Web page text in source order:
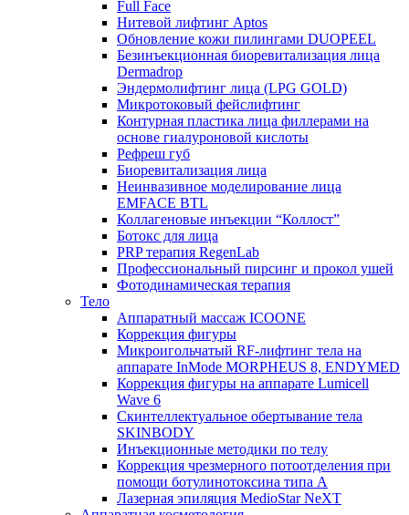
Full Face
Нитевой лифтинг Aptos
Обновление кожи пилингами DUOPEEL
Безинъекционная биоревитализация лица
Dermadrop
Эндермолифтинг лица (LPG GOLD)
Микротоковый фейслифтинг
Контурная пластика лица филлерами на
основе гиалуроновой кислоты
Рефреш губ
Биоревитализация лица
Неинвазивное моделирование лица
EMFACE BTL
Коллагеновые инъекции “Коллост”
Ботокс для лица
PRP терапия RegenLab
Профессиональный пирсинг и прокол ушей
Фотодинамическая терапия
Тело
Аппаратный массаж ICOONE
Коррекция фигуры
Микроигольчатый RF-лифтинг тела на
аппарате InMode MORPHEUS 8, ENDYMED
Коррекция фигуры на аппарате Lumicell
Wave 6
Скинтеллектуальное обертывание тела
SKINBODY
Инъекционные методики по телу
Коррекция чрезмерного потоотделения при
помощи ботулинотоксина типа А
Лазерная эпиляция MedioStar NeXT